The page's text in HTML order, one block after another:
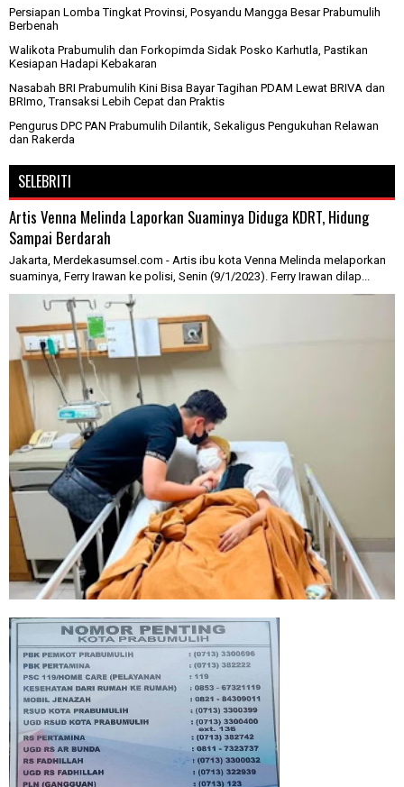
Persiapan Lomba Tingkat Provinsi, Posyandu Mangga Besar Prabumulih
Berbenah
Walikota Prabumulih dan Forkopimda Sidak Posko Karhutla, Pastikan
Kesiapan Hadapi Kebakaran
Nasabah BRI Prabumulih Kini Bisa Bayar Tagihan PDAM Lewat BRIVA dan
BRImo, Transaksi Lebih Cepat dan Praktis
Pengurus DPC PAN Prabumulih Dilantik, Sekaligus Pengukuhan Relawan
dan Rakerda
SELEBRITI
Artis Venna Melinda Laporkan Suaminya Diduga KDRT, Hidung
Sampai Berdarah
Jakarta, Merdekasumsel.com - Artis ibu kota Venna Melinda melaporkan
suaminya, Ferry Irawan ke polisi, Senin (9/1/2023). Ferry Irawan dilap...